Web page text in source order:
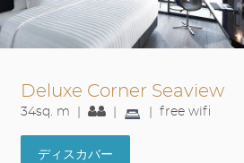
Panoramic Suite Seaview
64sq. m | + | | free wifi
ディスカバー